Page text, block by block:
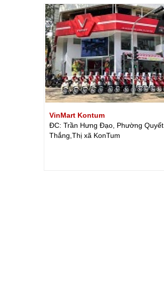
VinMart Kontum
ĐC: Trần Hưng Đạo, Phường Quyết
Thắng,Thị xã KonTum